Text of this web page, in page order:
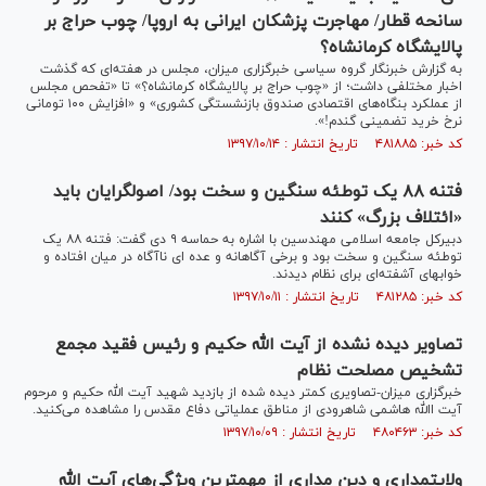
سانحه قطار/ مهاجرت پزشکان ایرانی به اروپا/ چوب حراج بر
پالایشگاه کرمانشاه؟
به گزارش خبرنگار گروه سیاسی خبرگزاری میزان، مجلس در هفته‌ای که گذشت
اخبار مختلفی داشت؛ از «چوب حراج بر پالایشگاه کرمانشاه؟» تا «تفحص مجلس
از عملکرد بنگاه‌های اقتصادی صندوق بازنشستگی کشوری» و «افزایش ۱۰۰ تومانی
نرخ خرید تضمینی گندم!».
کد خبر: ۴۸۱۸۸۵ تاریخ انتشار : ۱۳۹۷/۱۰/۱۴
فتنه ۸۸ یک توطئه سنگین و سخت بود/ اصولگرایان باید
«ائتلاف بزرگ» کنند
دبیرکل جامعه اسلامی مهندسین با اشاره به حماسه ۹ دی گفت: فتنه ۸۸ یک
توطئه سنگین و سخت بود و برخی آگاهانه و عده ای ناآگاه در میان افتاده و
خواب‎های آشفته‌ای برای نظام دیدند.
کد خبر: ۴۸۱۲۸۵ تاریخ انتشار : ۱۳۹۷/۱۰/۱۱
تصاویر دیده نشده از آیت الله حکیم و رئیس فقید مجمع
تشخیص مصلحت نظام
خبرگزاری میزان-تصاویری کمتر دیده شده از بازدید شهید آیت الله حکیم و مرحوم
آیت االله هاشمی شاهرودی از مناطق عملیاتی دفاع مقدس را مشاهده می‌کنید.
کد خبر: ۴۸۰۴۶۳ تاریخ انتشار : ۱۳۹۷/۱۰/۰۹
ولایتمداری و دین مداری از مهمترین ویژگی‌های آیت الله